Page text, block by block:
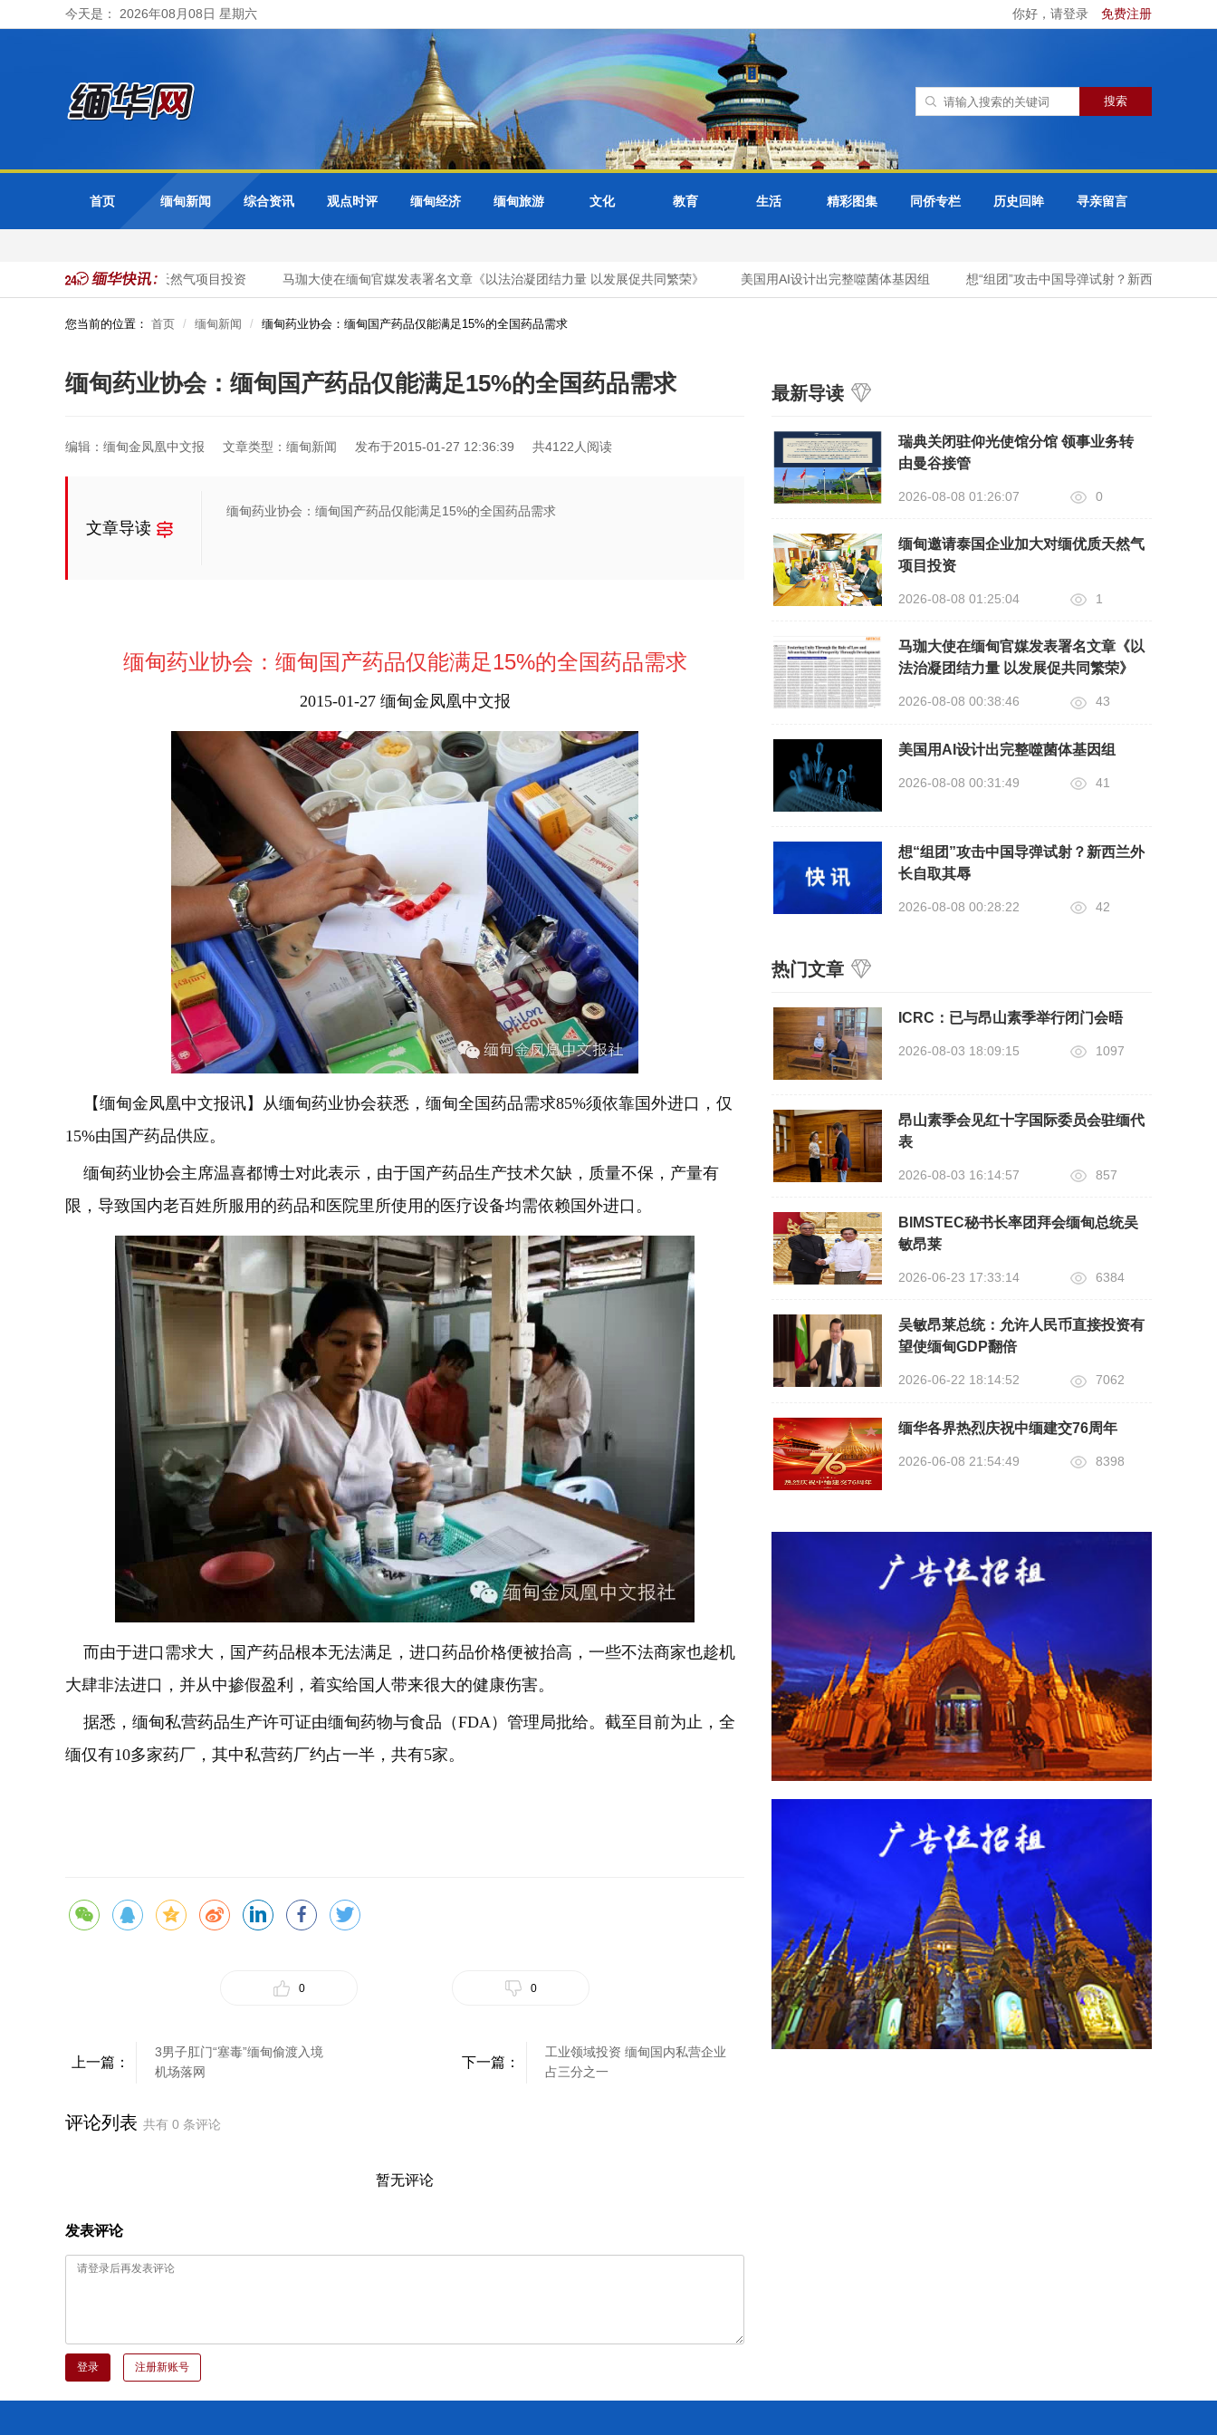
今天是： 2026年08月08日 星期六 你好，请登录 免费注册
首页 缅甸新闻 综合资讯 观点时评 缅甸经济 缅甸旅游 文化 教育 生活 精彩图集 同侨专栏 历史回眸 寻亲留言
泰国企业加大对缅优质天然气项目投资 马珈大使在缅甸官媒发表署名文章《以法治凝团结力量 以发展促共同繁荣》 美国用AI设计出完整噬菌体基因组 想“组团”攻击中国导弹试射？新西兰外长自取其
您当前的位置： 首页 缅甸新闻 缅甸药业协会：缅甸国产药品仅能满足15%的全国药品需求
缅甸药业协会：缅甸国产药品仅能满足15%的全国药品需求
编辑：缅甸金凤凰中文报 文章类型：缅甸新闻 发布于2015-01-27 12:36:39 共4122人阅读
文章导读
缅甸药业协会：缅甸国产药品仅能满足15%的全国药品需求
缅甸药业协会：缅甸国产药品仅能满足15%的全国药品需求
2015-01-27 缅甸金凤凰中文报
【缅甸金凤凰中文报讯】从缅甸药业协会获悉，缅甸全国药品需求85%须依靠国外进口，仅
15%由国产药品供应。
缅甸药业协会主席温喜都博士对此表示，由于国产药品生产技术欠缺，质量不保，产量有
限，导致国内老百姓所服用的药品和医院里所使用的医疗设备均需依赖国外进口。
而由于进口需求大，国产药品根本无法满足，进口药品价格便被抬高，一些不法商家也趁机
大肆非法进口，并从中掺假盈利，着实给国人带来很大的健康伤害。
据悉，缅甸私营药品生产许可证由缅甸药物与食品（FDA）管理局批给。截至目前为止，全
缅仅有10多家药厂，其中私营药厂约占一半，共有5家。
0 0
上一篇：
3男子肛门“塞毒”缅甸偷渡入境
机场落网
下一篇：
工业领域投资 缅甸国内私营企业
占三分之一
评论列表 共有 0 条评论
暂无评论
发表评论
登录 注册新账号
最新导读
瑞典关闭驻仰光使馆分馆 领事业务转
由曼谷接管
2026-08-08 01:26:07 0
缅甸邀请泰国企业加大对缅优质天然气
项目投资
2026-08-08 01:25:04 1
马珈大使在缅甸官媒发表署名文章《以
法治凝团结力量 以发展促共同繁荣》
2026-08-08 00:38:46 43
美国用AI设计出完整噬菌体基因组
2026-08-08 00:31:49 41
想“组团”攻击中国导弹试射？新西兰外
长自取其辱
2026-08-08 00:28:22 42
热门文章
ICRC：已与昂山素季举行闭门会晤
2026-08-03 18:09:15 1097
昂山素季会见红十字国际委员会驻缅代
表
2026-08-03 16:14:57 857
BIMSTEC秘书长率团拜会缅甸总统吴
敏昂莱
2026-06-23 17:33:14 6384
吴敏昂莱总统：允许人民币直接投资有
望使缅甸GDP翻倍
2026-06-22 18:14:52 7062
缅华各界热烈庆祝中缅建交76周年
2026-06-08 21:54:49 8398